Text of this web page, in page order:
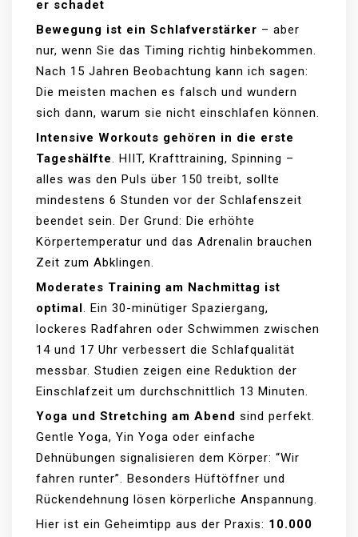
er schadet
Bewegung ist ein Schlafverstärker – aber
nur, wenn Sie das Timing richtig hinbekommen.
Nach 15 Jahren Beobachtung kann ich sagen:
Die meisten machen es falsch und wundern
sich dann, warum sie nicht einschlafen können.
Intensive Workouts gehören in die erste
Tageshälfte. HIIT, Krafttraining, Spinning –
alles was den Puls über 150 treibt, sollte
mindestens 6 Stunden vor der Schlafenszeit
beendet sein. Der Grund: Die erhöhte
Körpertemperatur und das Adrenalin brauchen
Zeit zum Abklingen.
Moderates Training am Nachmittag ist
optimal. Ein 30-minütiger Spaziergang,
lockeres Radfahren oder Schwimmen zwischen
14 und 17 Uhr verbessert die Schlafqualität
messbar. Studien zeigen eine Reduktion der
Einschlafzeit um durchschnittlich 13 Minuten.
Yoga und Stretching am Abend sind perfekt.
Gentle Yoga, Yin Yoga oder einfache
Dehnübungen signalisieren dem Körper: “Wir
fahren runter”. Besonders Hüftöffner und
Rückendehnung lösen körperliche Anspannung.
Hier ist ein Geheimtipp aus der Praxis: 10.000